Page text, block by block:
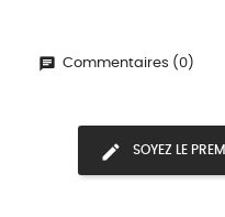
Commentaires (0)
SOYEZ LE